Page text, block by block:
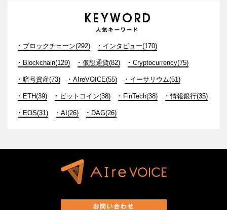
ブロックチェーン(292) インタビュー(170)
Blockchain(129) 仮想通貨(82) Cryptocurrency(75)
暗号資産(73) AIreVOICE(55) イーサリウム(51)
ETH(39) ビットコイン(38) FinTech(38) 情報銀行(35)
EOS(31) AI(26) DAG(26)